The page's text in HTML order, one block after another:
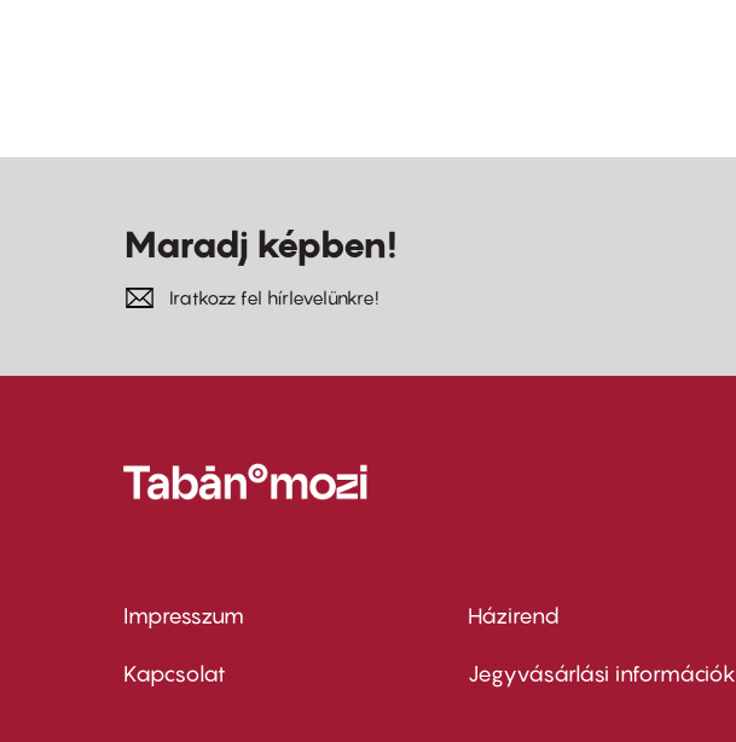
Maradj képben!
Iratkozz fel hírlevelünkre!
Footer
menu
Impresszum
Kapcsolat
Footer
menu
Házirend
Jegyvásárlási információk